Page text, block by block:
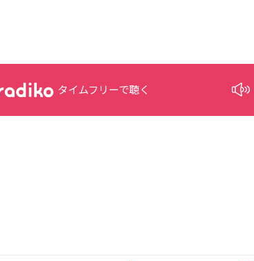
タイムフリーで聴く